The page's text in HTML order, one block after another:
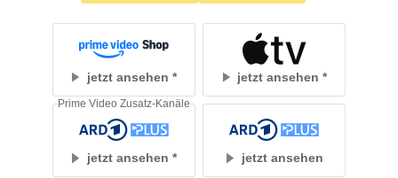
jetzt ansehen jetzt ansehen
jetzt ansehen
Prime Video Zusatz-Kanäle
jetzt ansehen